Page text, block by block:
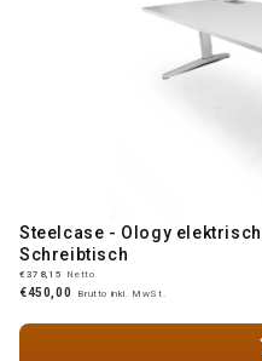
Steelcase - Ology
Schreibtisch
€378,15 Netto
€450,00 Brutto inkl. MwSt.